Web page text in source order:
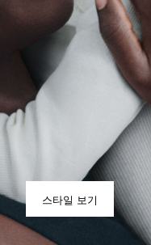
스타일 보기